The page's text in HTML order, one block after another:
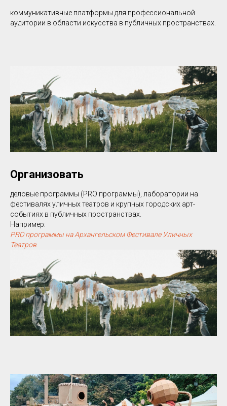
коммуникативные платформы для профессиональной
аудитории в области искусства в публичных пространствах.
Организовать
деловые программы (PRO программы), лаборатории на
фестивалях уличных театров и крупных городских арт-
событиях в публичных пространствах.
Например:
PRO программы на Архангельском Фестивале Уличных
Театров